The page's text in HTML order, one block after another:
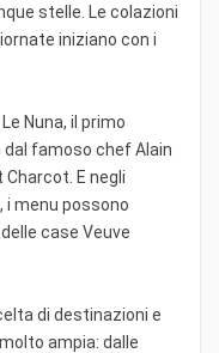
stelle. Le colazioni
iniziano con i
Nuna, il primo
famoso chef Alain
E negli
menu possono
case Veuve
di destinazioni e
ampia: dalle